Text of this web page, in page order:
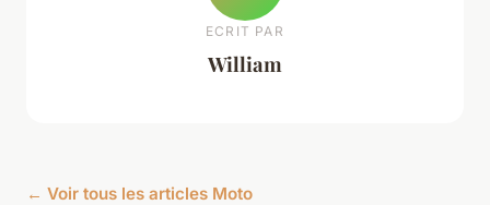
ECRIT PAR
William
← Voir tous les articles Moto